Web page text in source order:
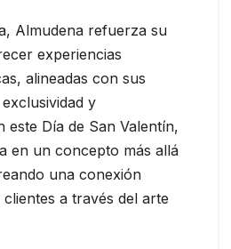
Almudena refuerza su
experiencias
alineadas con sus
y
este Día de San Valentín,
en un concepto más allá
una conexión
a través del arte